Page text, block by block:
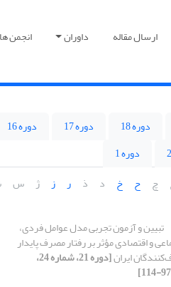
ارسال مقاله داوران انجمن
دوره 18 دوره 17 دوره 16
دوره 1
چ ح خ د ذ ر ز ژ س
تبیین و آزمون تجربی مدل عوامل فردی،
و اقتصادی مؤثر بر رفتار مصرف پایدار
ایران [دوره 21، شماره 24،